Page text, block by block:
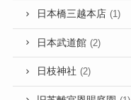
日本橋三越本店 (1)
日本武道館 (2)
日枝神社 (2)